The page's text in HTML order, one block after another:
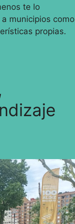
te lo
municipios como
propias.